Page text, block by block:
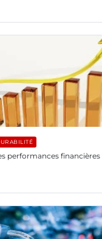
performances